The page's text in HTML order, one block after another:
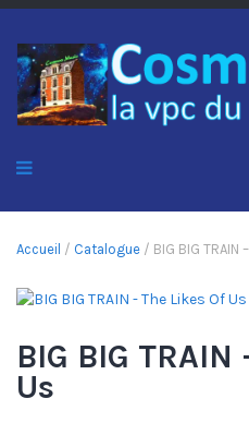
Accueil / Catalogue / BIG BIG TRAIN
BIG BIG
Us